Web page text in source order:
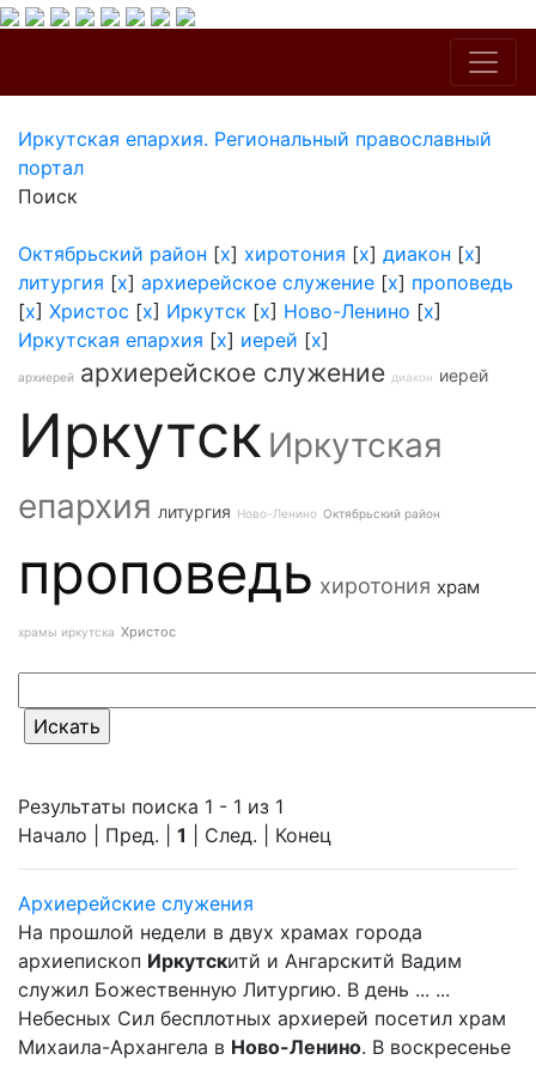
Иркутская епархия. Региональный православный
портал
Поиск
Октябрьский район [x] хиротония [x] диакон [x]
литургия [x] архиерейское служение [x] проповедь
[x] Христос [x] Иркутск [x] Ново-Ленино [x]
Иркутская епархия [x] иерей [x]
архиерей архиерейское служение диакон иерей
Иркутск Иркутская
епархия литургия Ново-Ленино Октябрьский район
проповедь хиротония храм
храмы иркутска Христос
Результаты поиска 1 - 1 из 1
Начало | Пред. | 1 | След. | Конец
Архиерейские служения
На прошлой недели в двух храмах города
архиепископ Иркутскитй и Ангарскитй Вадим
служил Божественную Литургию. В день ... ...
Небесных Сил бесплотных архиерей посетил храм
Михаила-Архангела в Ново-Ленино. В воскресенье